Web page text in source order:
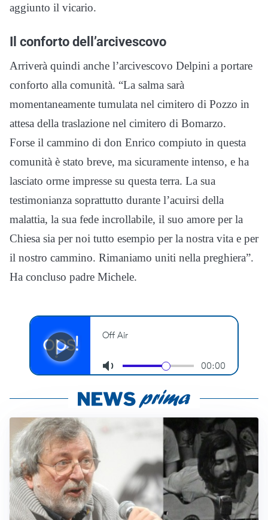
aggiunto il vicario.
Il conforto dell’arcivescovo
Arriverà quindi anche l’arcivescovo Delpini a portare
conforto alla comunità. “La salma sarà
momentaneamente tumulata nel cimitero di Pozzo in
attesa della traslazione nel cimitero di Bomarzo.
Forse il cammino di don Enrico compiuto in questa
comunità è stato breve, ma sicuramente intenso, e ha
lasciato orme impresse su questa terra. La sua
testimonianza soprattutto durante l’acuirsi della
malattia, la sua fede incrollabile, il suo amore per la
Chiesa sia per noi tutto esempio per la nostra vita e per
il nostro cammino. Rimaniamo uniti nella preghiera”.
Ha concluso padre Michele.